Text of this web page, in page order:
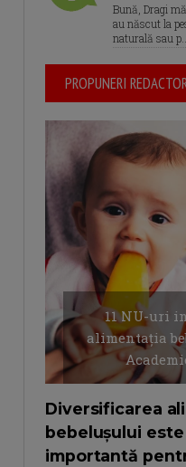
Bună, Dragi
au născut la
naturală sau
PROPUNERI
11 NU-uri
alimentația
Diversificarea
bebelușului
importantă